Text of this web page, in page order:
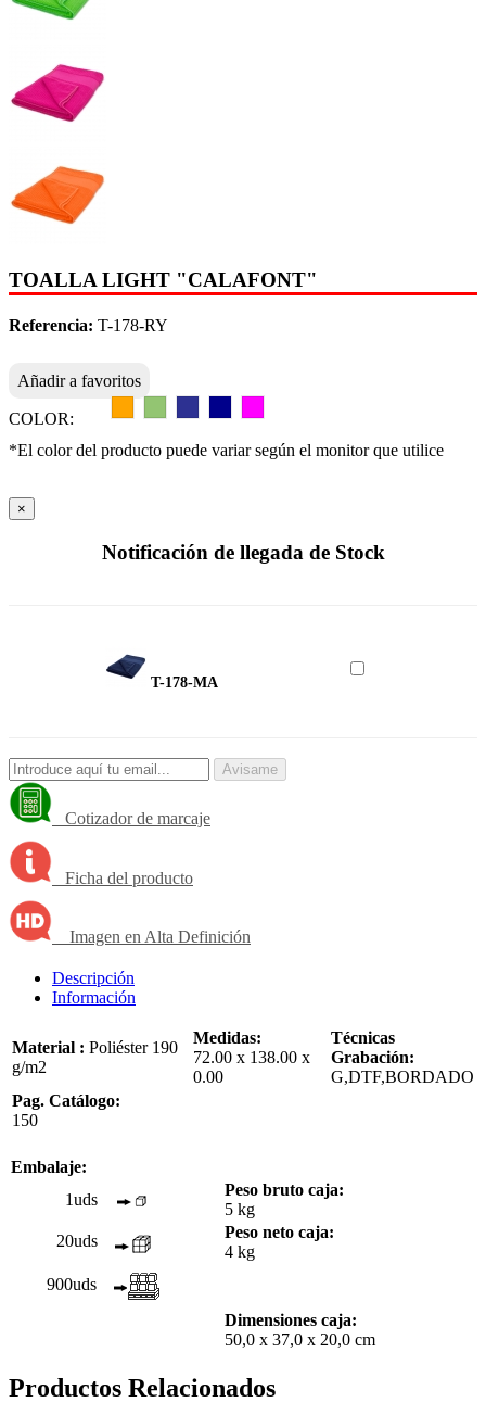
TOALLA LIGHT "CALAFONT"
Referencia: T-178-RY
Añadir a favoritos
COLOR:
*El color del producto puede variar según el monitor que utilice
×
Notificación de llegada de Stock
T-178-MA
Avisame
Cotizador de marcaje
Ficha del producto
Imagen en Alta Definición
Descripción
Información
Material : Poliéster 190
g/m2
Medidas:
72.00 x 138.00 x
0.00
Técnicas
Grabación:
G,DTF,BORDADO
Pag. Catálogo:
150
Embalaje:
1uds
Peso bruto caja:
5 kg
20uds
Peso neto caja:
4 kg
900uds
Dimensiones caja:
50,0 x 37,0 x 20,0 cm
Productos Relacionados